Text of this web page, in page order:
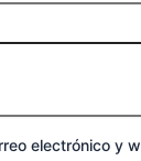
vez que comente.